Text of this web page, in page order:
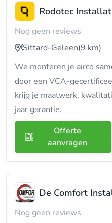
Rodotec
Nog geen reviews
Sittard-Geleen(9 km)
We monteren je airco
door een VCA-
krijg je maatwerk,
jaar garantie.
Offerte
aanvragen
De Comfort
Nog geen reviews